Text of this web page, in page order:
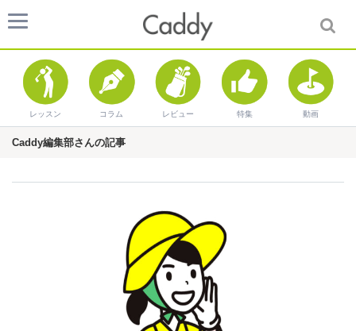
レッスン コラム レビュー 特集 動画
Caddy編集部さんの記事